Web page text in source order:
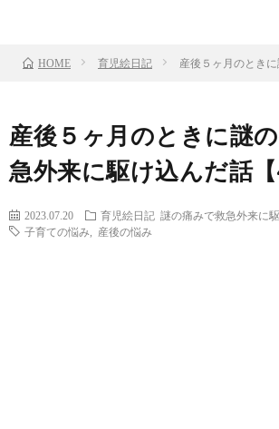
HOME 育児絵日記 産後５ヶ月のとき
産後５ヶ月のときに謎
急外来に駆け込んだ話【
2023.07.20 育児絵日記 謎の痛みで救急外来に
子育ての悩み
産後の悩み